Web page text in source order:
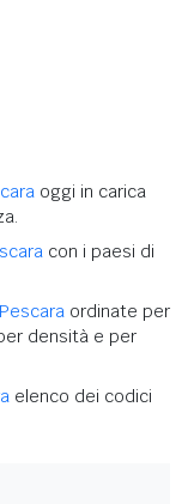
oggi in carica
con i paesi di
ordinate per
densità e per
elenco dei codici